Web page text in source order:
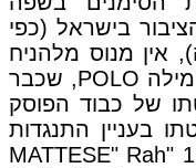
בישראל (כפי
אין מנוס מלהניח
כי המלה הבולטת בסימן היא המילה POLO, שכבר
של כבוד הפוסק
בעניין התנגדות
לרישום סימן מסחר מס' 118198 "MATTESE" Rah